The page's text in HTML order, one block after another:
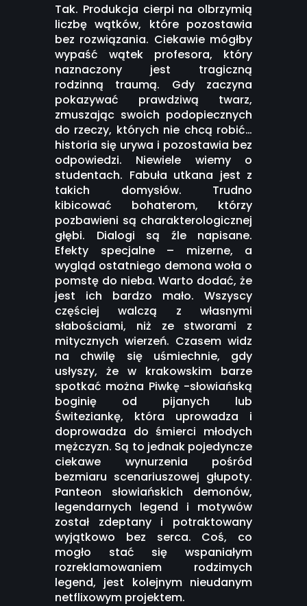
Tak. Produkcja cierpi na olbrzymią
liczbę wątków, które pozostawia
bez rozwiązania. Ciekawie mógłby
wypaść wątek profesora, który
naznaczony jest tragiczną
rodzinną traumą. Gdy zaczyna
pokazywać prawdziwą twarz,
zmuszając swoich podopiecznych
do rzeczy, których nie chcą robić…
historia się urywa i pozostawia bez
odpowiedzi. Niewiele wiemy o
studentach. Fabuła utkana jest z
takich domysłów. Trudno
kibicować bohaterom, którzy
pozbawieni są charakterologicznej
głębi. Dialogi są źle napisane.
Efekty specjalne – mizerne, a
wygląd ostatniego demona woła o
pomstę do nieba. Warto dodać, że
jest ich bardzo mało. Wszyscy
częściej walczą z własnymi
słabościami, niż ze stworami z
mitycznych wierzeń. Czasem widz
na chwilę się uśmiechnie, gdy
usłyszy, że w krakowskim barze
spotkać można Piwkę -słowiańską
boginię od pijanych lub
Świteziankę, która uprowadza i
doprowadza do śmierci młodych
mężczyzn. Są to jednak pojedyncze
ciekawe wynurzenia pośród
bezmiaru scenariuszowej głupoty.
Panteon słowiańskich demonów,
legendarnych legend i motywów
został zdeptany i potraktowany
wyjątkowo bez serca. Coś, co
mogło stać się wspaniałym
rozreklamowaniem rodzimych
legend, jest kolejnym nieudanym
netflixowym projektem.